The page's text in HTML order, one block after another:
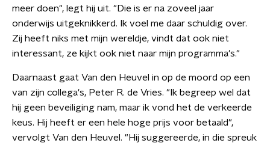
meer doen", legt hij uit. "Die is er na zoveel jaar
onderwijs uitgeknikkerd. Ik voel me daar schuldig over.
Zij heeft niks met mijn wereldje, vindt dat ook niet
interessant, ze kijkt ook niet naar mijn programma's."
Daarnaast gaat Van den Heuvel in op de moord op een
van zijn collega's, Peter R. de Vries. "Ik begreep wel dat
hij geen beveiliging nam, maar ik vond het de verkeerde
keus. Hij heeft er een hele hoge prijs voor betaald",
vervolgt Van den Heuvel. "Hij suggereerde, in die spreuk